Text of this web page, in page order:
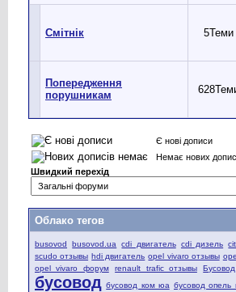
Смітнік 5Теми
Попередження
порушникам
628
Є нові дописи
Немає нових
Швидкий перехід
Облако тегов
busovod busovod.ua cdi двигатель cdi дизель
scudo отзывы hdi двигатель opel vivaro отзывы
opel vivaro форум
renault trafic отзывы Бусовод
бусовод бусовод ком юа бусовод опель